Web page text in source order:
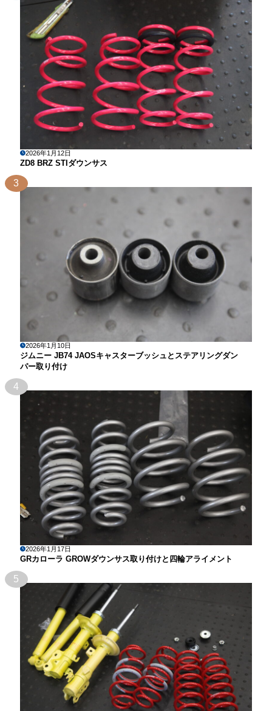
2026年1月12日
ZD8 BRZ STIダウンサス
3
2026年1月10日
ジムニー JB74 JAOSキャスターブッシュとステアリングダン
パー取り付け
4
2026年1月17日
GRカローラ GROWダウンサス取り付けと四輪アライメント
5